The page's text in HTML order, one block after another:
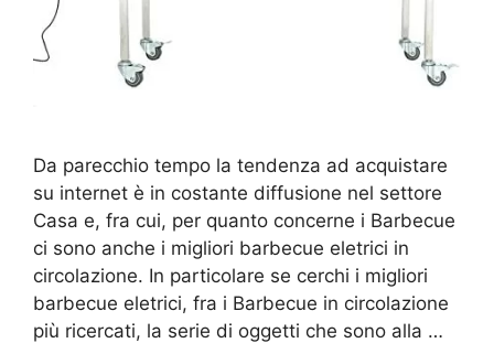
Da parecchio tempo la tendenza ad acquistare
su internet è in costante diffusione nel settore
Casa e, fra cui, per quanto concerne i Barbecue
ci sono anche i migliori barbecue eletrici in
circolazione. In particolare se cerchi i migliori
barbecue eletrici, fra i Barbecue in circolazione
più ricercati, la serie di oggetti che sono alla …